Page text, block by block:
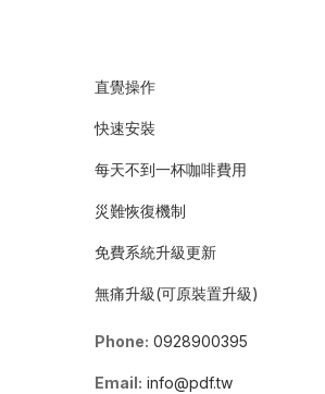
直覺操作
快速安裝
每天不到一杯咖啡費用
災難恢復機制
免費系統升級更新
無痛升級(可原裝置升級)
Phone: 0928900395
Email: info@pdf.tw